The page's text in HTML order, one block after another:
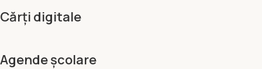
Cărți digitale
Agende școlare